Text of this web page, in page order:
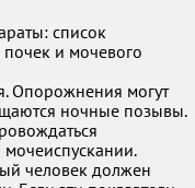
список
и мочевого
Опорожнения могут
ночные позывы.
человек должен